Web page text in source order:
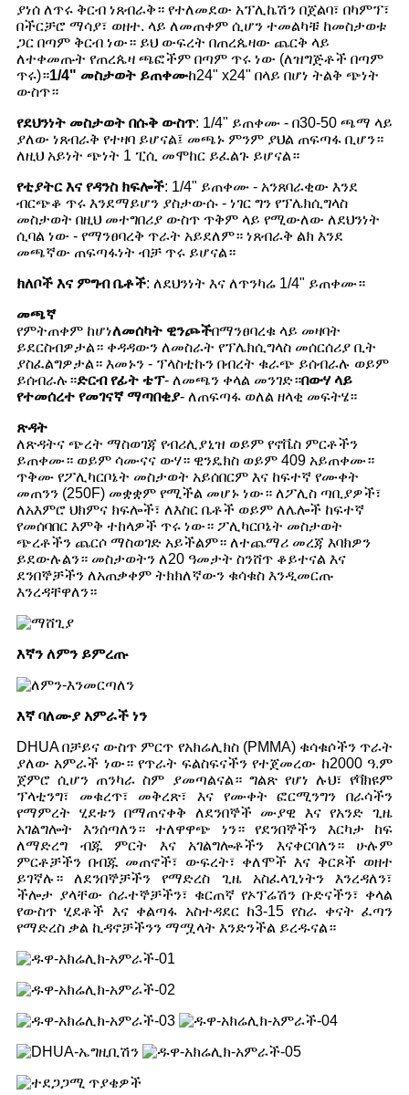
ያነሰ ለጥሩ ቅርብ ነጸብራቅ። የተለመደው አፕሊኬሽን በጀልባ፣ በካምፕ፣
በችርቻሮ ማሳያ፣ ወዘተ. ላይ ለመጠቀም ሲሆን ተመልካቹ ከመስታወቱ
ጋር በጣም ቅርብ ነው። ይህ ውፍረት በጠረጴዛው ጨርቅ ላይ
ለተቀመጡት የጠረጴዛ ጫፎችም በጣም ጥሩ ነው (ለዝግጅቶች በጣም
ጥሩ)።1/4" መስታወት ይጠቀሙከ24" x24" በላይ በሆነ ትልቅ ጭነት
ውስጥ።
የደህንነት መስታወት በሱቅ ውስጥ: 1/4" ይጠቀሙ - በ30-50 ጫማ ላይ
ያለው ነጸብራቅ የተዛባ ይሆናል፤ መጫኑ ምንም ያህል ጠፍጣፋ ቢሆን።
ለዚህ አይነት ጭነት 1 ፒሲ መሞከር ይፈልጉ ይሆናል።
የቲያትር እና የዳንስ ክፍሎች: 1/4" ይጠቀሙ - አንጸባራቂው እንደ
ብርጭቆ ጥሩ እንደማይሆን ያስታውሱ - ነገር ግን የፕሌክሲግላስ
መስታወት በዚህ መተግበሪያ ውስጥ ጥቅም ላይ የሚውለው ለደህንነት
ሲባል ነው - የማንፀባረቅ ጥራት አይደለም። ነጸብራቅ ልክ እንደ
መጫኛው ጠፍጣፋነት ብቻ ጥሩ ይሆናል።
ክለቦች እና ምግብ ቤቶች: ለደህንነት እና ለጥንካሬ 1/4" ይጠቀሙ።
መጫኛ
የምትጠቀም ከሆነለመሰካት ዊንጮችበማንፀባረቁ ላይ መዛባት
ይደርስብዎታል። ቀዳዳውን ለመስራት የፕሌክሲግላስ መሰርሰሪያ ቢት
ያስፈልግዎታል። እመኑን - ፕላስቲኩን በብረት ቁራጭ ይሰብራሉ ወይም
ይሰብራሉ።ድርብ የፊት ቴፕ- ለመጫን ቀላል መንገድ።በውሃ ላይ
የተመሰረተ የመገናኛ ማጣበቂያ- ለጠፍጣፋ ወለል ዘላቂ መፍትሄ።
ጽዳት
ለጽዳትና ጭረት ማስወገጃ የብሪሊያኒዝ ወይም የኖቬስ ምርቶችን
ይጠቀሙ። ወይም ሳሙናና ውሃ። ዊንዴክስ ወይም 409 አይጠቀሙ።
ጥቅሙ የፖሊካርቦኔት መስታወት አይሰበርም እና ከፍተኛ የሙቀት
መጠንን (250F) መቋቋም የሚችል መሆኑ ነው። ለፖሊስ ጣቢያዎች፣
ለአእምሮ ህክምና ክፍሎች፣ ለእስር ቤቶች ወይም ለሌሎች ከፍተኛ
የመሰባበር እምቅ ተከላዎች ጥሩ ነው። ፖሊካርቦኔት መስታወት
ጭረቶችን ጨርሶ ማስወገድ አይችልም። ለተጨማሪ መረጃ እባክዎን
ይደውሉልን። መስታወትን ለ20 ዓመታት ስንሸጥ ቆይተናል እና
ደንበኞቻችን ለአጠቃቀም ትክክለኛውን ቁሳቁስ እንዲመርጡ
እንረዳቸዋለን።
እኛን ለምን ይምረጡ
እኛ ባለሙያ አምራች ነን
DHUA በቻይና ውስጥ ምርጥ የአክሬሊክስ (PMMA) ቁሳቁሶችን ጥራት
ያለው አምራች ነው። የጥራት ፍልስፍናችን የተጀመረው ከ2000 ዓ.ም
ጀምሮ ሲሆን ጠንካራ ስም ያመጣልናል። ግልጽ የሆነ ሉህ፣ የቫክዩም
ፕላቲንግ፣ መቁረጥ፣ መቅረጽ፣ እና የሙቀት ፎርሚንግን በራሳችን
የማምረት ሂደቱን በማጠናቀቅ ለደንበኞች ሙያዊ እና የአንድ ጊዜ
አገልግሎት እንሰጣለን። ተለዋዋጭ ነን። የደንበኞችን እርካታ ከፍ
ለማድረግ ብጁ ምርት እና አገልግሎቶችን እናቀርባለን። ሁሉም
ምርቶቻችን በብጁ መጠኖች፣ ውፍረት፣ ቀለሞች እና ቅርጾች ወዘተ
ይገኛሉ። ለደንበኞቻችን የማድረስ ጊዜ አስፈላጊነትን እንረዳለን፣
ችሎታ ያላቸው ሰራተኞቻችን፣ ቁርጠኛ የኦፕሬሽን ቡድናችን፣ ቀላል
የውስጥ ሂደቶች እና ቀልጣፋ አስተዳደር ከ3-15 የስራ ቀናት ፈጣን
የማድረስ ቃል ኪዳኖቻችንን ማሟላት እንድንችል ይረዱናል።